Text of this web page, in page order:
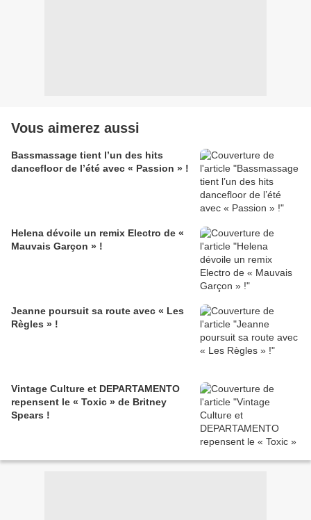
Vous aimerez aussi
Bassmassage tient l’un des hits
dancefloor de l’été avec « Passion » !
Helena dévoile un remix Electro de «
Mauvais Garçon » !
Jeanne poursuit sa route avec « Les
Règles » !
Vintage Culture et DEPARTAMENTO
repensent le « Toxic » de Britney
Spears !